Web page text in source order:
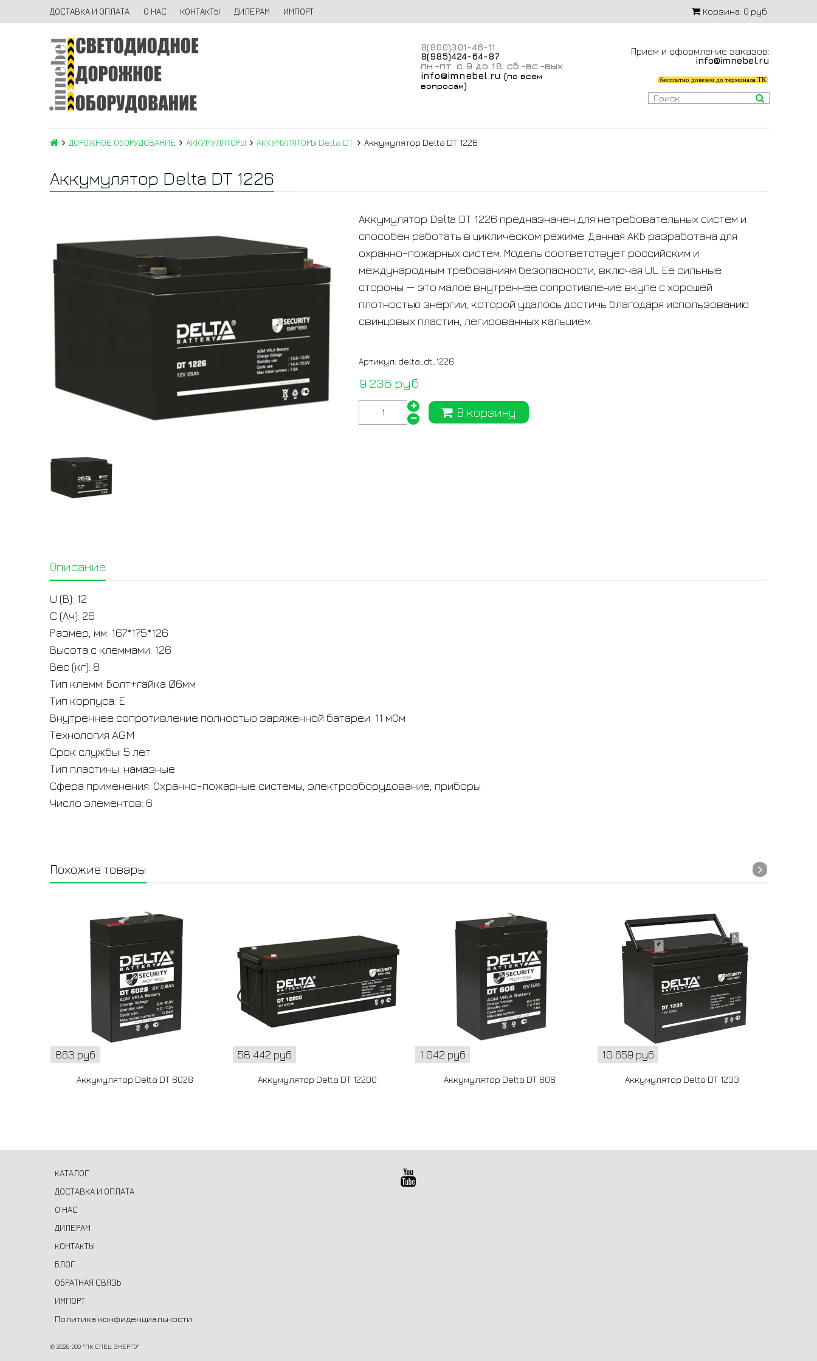
ДОСТАВКА И ОПЛАТА О НАС КОНТАКТЫ ДИЛЕРАМ ИМПОРТ Корзина: 0 руб
8(800)301-46-11
8(985)424-64-87
пн -пт с 9 до 18, сб -вс -вых
info@imnebel.ru (по всем
вопросам)
Приём и оформление заказов:
info@imnebel.ru
бесплатно довезем до терминала ТК
ДОРОЖНОЕ ОБОРУДОВАНИЕ АККУМУЛЯТОРЫ АККУМУЛЯТОРЫ Delta DT Аккумулятор Delta DT 1226
Аккумулятор Delta DT 1226
Аккумулятор Delta DT 1226 предназначен для нетребовательных систем и
способен работать в циклическом режиме. Данная АКБ разработана для
охранно-пожарных систем. Модель соответствует российским и
международным требованиям безопасности, включая UL. Ее сильные
стороны — это малое внутреннее сопротивление вкупе с хорошей
плотностью энергии, которой удалось достичь благодаря использованию
свинцовых пластин, легированных кальцием.
Артикул: delta_dt_1226
9 236 руб
В корзину
Описание
U (В): 12
C (Ач): 26
Размер, мм: 167*175*126
Высота с клеммами: 126
Вес (кг): 8
Тип клемм: Болт+гайка Ø6мм
Тип корпуса: E
Внутреннее сопротивление полностью заряженной батареи: 11 мОм
Технология AGM
Срок службы: 5 лет
Тип пластины: намазные
Сфера применения: Охранно-пожарные системы, электрооборудование, приборы
Число элементов: 6
Похожие товары
863 руб
Аккумулятор Delta DT 6028
58 442 руб
Аккумулятор Delta DT 12200
1 042 руб
Аккумулятор Delta DT 606
10 659 руб
Аккумулятор Delta DT 1233
КАТАЛОГ
ДОСТАВКА И ОПЛАТА
О НАС
ДИЛЕРАМ
КОНТАКТЫ
БЛОГ
ОБРАТНАЯ СВЯЗЬ
ИМПОРТ
Политика конфиденциальности
© 2026 ООО "ПК СПЕЦ ЭНЕРГО"